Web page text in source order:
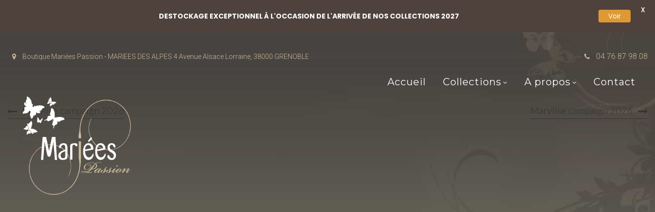
Boutique Mariées Passion - MARIEES DES ALPES 4 Avenue Alsace Lorraine, 38000 GRENOBLE 04 76 87 98 08
Accueil Collections A propos Contact
Marylise campaign 2026 Marylise campaign 2026
DESTOCKAGE EXCEPTIONNEL À L'OCCASION DE L'ARRIVÉE DE NOS COLLECTIONS 2027 Voir
X